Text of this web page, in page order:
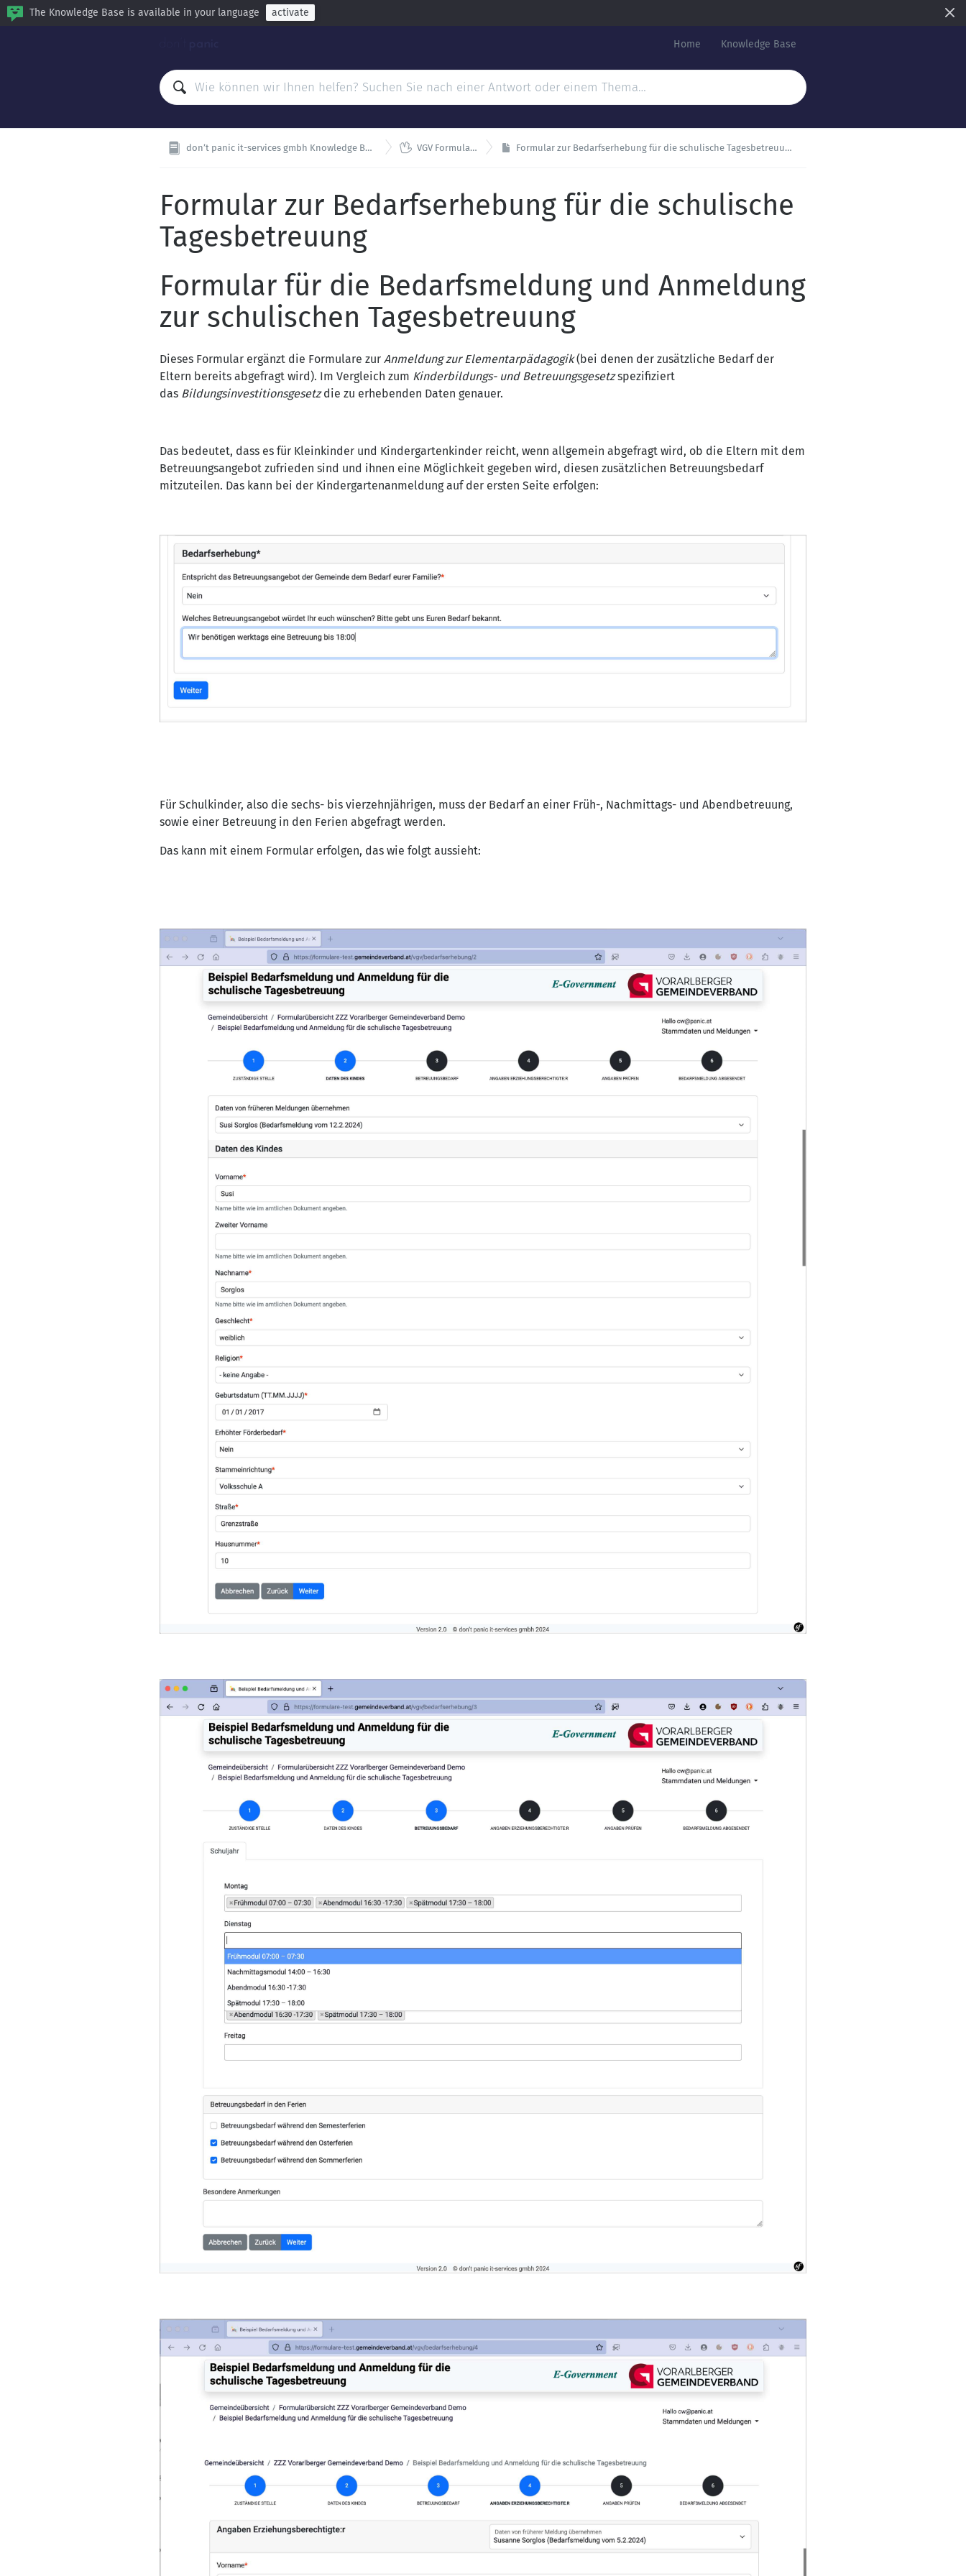
The Knowledge Base is available in your language activate
Home Knowledge Base
don’t panic it-services gmbh Knowledge Base  VGV Formulare Formular zur Bedarfserhebung für die schulische Tagesbetreuung
Formular zur Bedarfserhebung für die schulische
Tagesbetreuung
Formular für die Bedarfsmeldung und Anmeldung
zur schulischen Tagesbetreuung
Dieses Formular ergänzt die Formulare zur Anmeldung zur Elementarpädagogik(bei denen der zusätzliche Bedarf der
Eltern bereits abgefragt wird). Im Vergleich zum Kinderbildungs- und Betreuungsgesetzspezifiziert
das Bildungsinvestitionsgesetzdie zu erhebenden Daten genauer.
Das bedeutet, dass es für Kleinkinder und Kindergartenkinder reicht, wenn allgemein abgefragt wird, ob die Eltern mit dem
Betreuungsangebot zufrieden sind und ihnen eine Möglichkeit gegeben wird, diesen zusätzlichen Betreuungsbedarf
mitzuteilen. Das kann bei der Kindergartenanmeldung auf der ersten Seite erfolgen:
Für Schulkinder, also die sechs- bis vierzehnjährigen, muss der Bedarf an einer Früh-, Nachmittags- und Abendbetreuung,
sowie einer Betreuung in den Ferien abgefragt werden.
Das kann mit einem Formular erfolgen, das wie folgt aussieht: